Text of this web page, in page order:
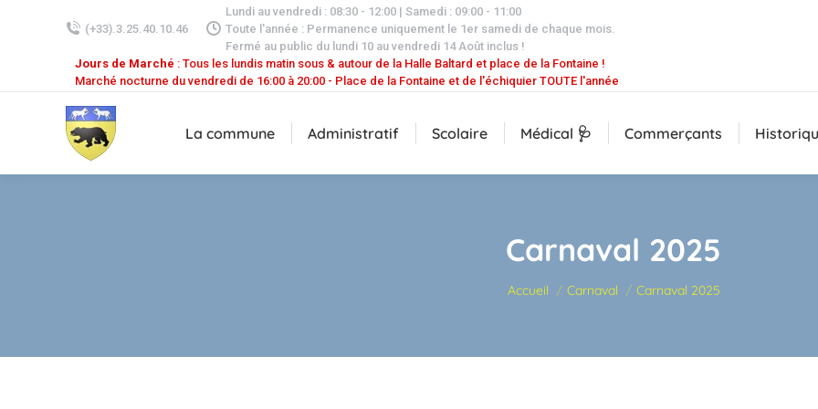
(+33).3.25.40.10.46
Lundi au vendredi : 08:30 - 12:00 | Samedi : 09:00 - 11:00
Toute l'année : Permanence uniquement le 1er samedi de chaque mois.
Fermé au public du lundi 10 au vendredi 14 Août inclus !
Jours de Marché : Tous les lundis matin sous & autour de la Halle Baltard et place de la Fontaine !
Marché nocturne du vendredi de 16:00 à 20:00 - Place de la Fontaine et de l'échiquier TOUTE l'année
La commune Administratif Scolaire Médical 🩺 Commerçants
Carnaval 2025
Vous êtes ici :
Accueil Carnaval Carnaval 2025